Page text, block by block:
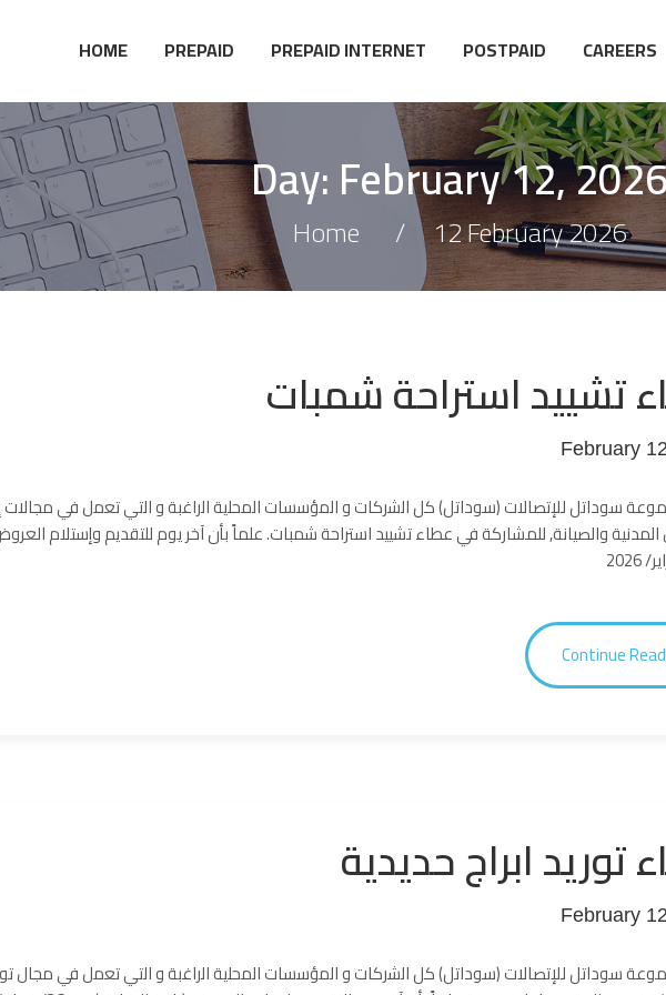
HOME PREPAID PREPAID INTERNET POSTPAID CAREERS
Day:February 12,
Home 12 February 2026
تشييد استراحة شمبات
February
سوداتل للإتصالات (سوداتل) كل اﻟﺷرﻛﺎت و اﻟﻣؤﺳﺳﺎت اﻟﻣﺣﻠﯾﺔ اﻟراﻏﺑﺔ و اﻟﺗﻲ ﺗﻌﻣل ﻓﻲ مجالات
المدنية والصيانة, للمشاركة في عطاء تشييد استراحة شمبات. علماً بأن آخر يوم للتقديم وإستلام
Continue
توريد ابراج حديدية
February
سوداتل للإتصالات (سوداتل) كل اﻟﺷرﻛﺎت و اﻟﻣؤﺳﺳﺎت اﻟﻣﺣﻠﯾﺔ اﻟراﻏﺑﺔ و اﻟﺗﻲ ﺗﻌﻣل ﻓﻲ مجال